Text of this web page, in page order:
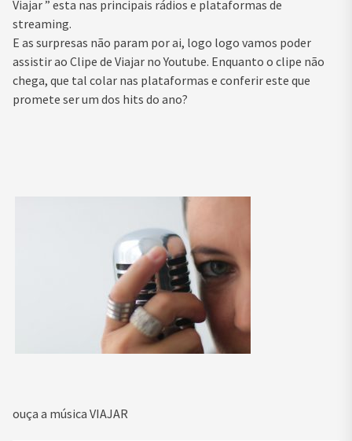
Viajar ” esta nas principais rádios e plataformas de
streaming.
E as surpresas não param por ai, logo logo vamos poder
assistir ao Clipe de Viajar no Youtube. Enquanto o clipe não
chega, que tal colar nas plataformas e conferir este que
promete ser um dos hits do ano?
ouça a música VIAJAR